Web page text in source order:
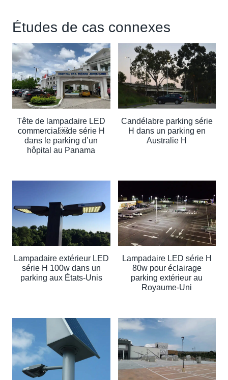
Études de cas connexes
Tête de lampadaire LED
commercial￼de série H
dans le parking d’un
hôpital au Panama
Candélabre parking série
H dans un parking en
Australie H
Lampadaire extérieur LED
série H 100w dans un
parking aux États-Unis
Lampadaire LED série H
80w pour éclairage
parking extérieur au
Royaume-Uni